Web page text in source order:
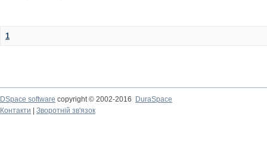
1
DSpace software copyright © 2002-2016
DuraSpace
Контакти
Зворотній зв'язок